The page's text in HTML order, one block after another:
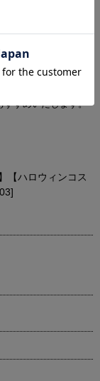
す。また柄が縫い
。
った状態での摩
め、 洗濯の際はク
から行ってくださ
すすめいたします。